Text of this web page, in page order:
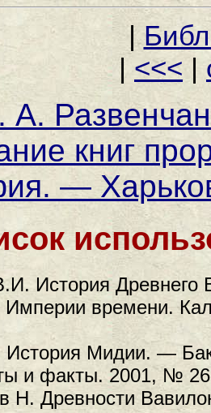
|
| <<< |
книг
—
История Древнего
времени.
Мидии. —
и факты. 2001, №
Н. Древности